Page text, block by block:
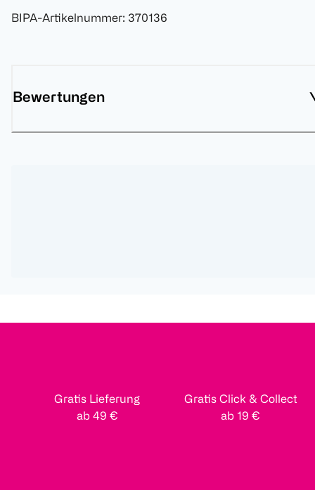
BIPA-Artikelnummer: 370136
Bewertungen
Gratis Lieferung
ab 49 €
Gratis Click & Collect
ab 19 €